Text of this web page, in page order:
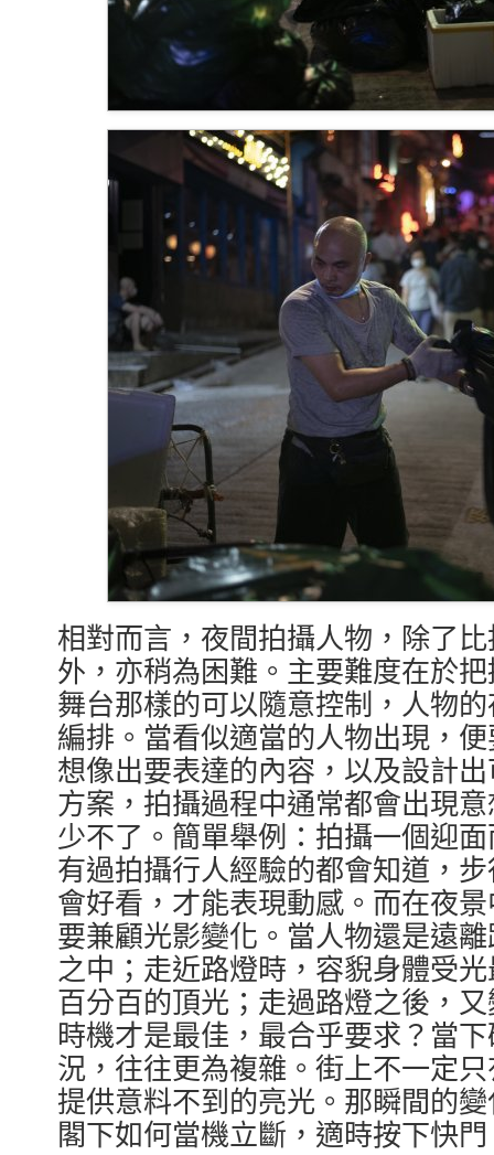
相對而言，夜間拍攝人物，除了
外，亦稍為困難。主要難度在於
舞台那樣的可以隨意控制，人物
編排。當看似適當的人物出現，
想像出要表達的內容，以及設計
方案，拍攝過程中通常都會出現
少不了。簡單舉例：拍攝一個迎
有過拍攝行人經驗的都會知道，
會好看，才能表現動感。而在夜
要兼顧光影變化。當人物還是遠
之中；走近路燈時，容貎身體受
百分百的頂光；走過路燈之後，
時機才是最佳，最合乎要求？當
況，往往更為複雜。街上不一定
提供意料不到的亮光。那瞬間的
閣下如何當機立斷，適時按下快